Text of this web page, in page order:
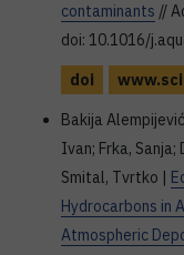
contaminants //
doi: 10.1016/
doi
Bakija
Ivan; Frka,
Smital, Tvrtko |
Hydrocarbons in
Atmospheric